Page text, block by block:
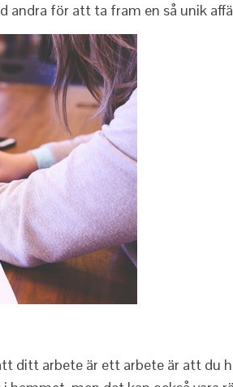
andra för att ta fram en så unik
ditt arbete är ett arbete är att du